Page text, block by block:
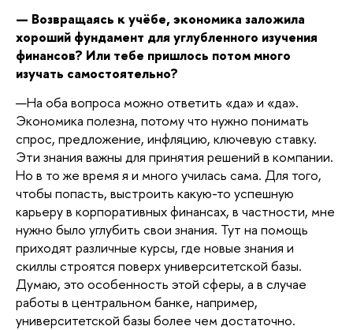
— Возвращаясь к учёбе, экономика заложила
хороший фундамент для углубленного изучения
финансов? Или тебе пришлось потом много
изучать самостоятельно?
—На оба вопроса можно ответить «да» и «да».
Экономика полезна, потому что нужно понимать
спрос, предложение, инфляцию, ключевую ставку.
Эти знания важны для принятия решений в компании.
Но в то же время я и много училась сама. Для того,
чтобы попасть, выстроить какую-то успешную
карьеру в корпоративных финансах, в частности, мне
нужно было углубить свои знания. Тут на помощь
приходят различные курсы, где новые знания и
скиллы строятся поверх университетской базы.
Думаю, это особенность этой сферы, а в случае
работы в центральном банке, например,
университетской базы более чем достаточно.